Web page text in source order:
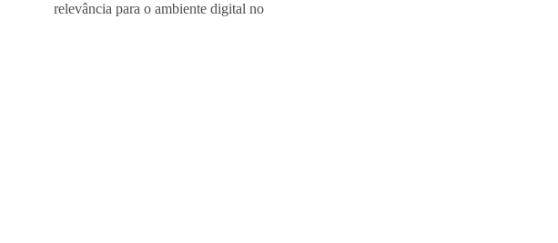
relevância para o ambiente digital no